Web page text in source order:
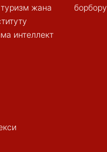
жана
интеллект
борбору